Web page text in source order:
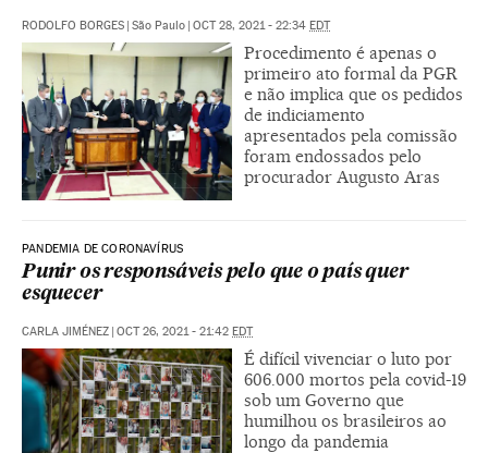
RODOLFO BORGES | São Paulo | OCT 28, 2021 - 22:34 EDT
Procedimento é apenas o
primeiro ato formal da PGR
e não implica que os pedidos
de indiciamento
apresentados pela comissão
foram endossados pelo
procurador Augusto Aras
PANDEMIA DE CORONAVÍRUS
Punir os responsáveis pelo que o país quer
esquecer
CARLA JIMÉNEZ | OCT 26, 2021 - 21:42 EDT
É difícil vivenciar o luto por
606.000 mortos pela covid-19
sob um Governo que
humilhou os brasileiros ao
longo da pandemia